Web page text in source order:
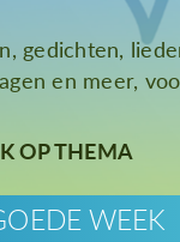
gedichten,
en meer,
OP THEMA
WEEK